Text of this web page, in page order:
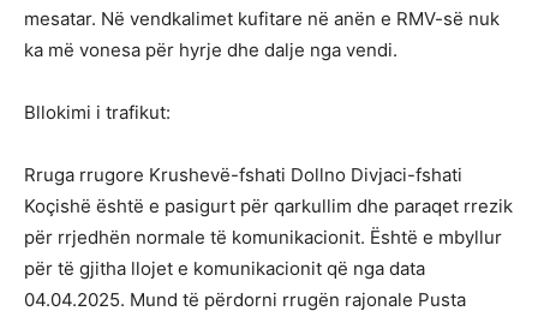
mesatar. Në vendkalimet kufitare në anën e RMV-së nuk
ka më vonesa për hyrje dhe dalje nga vendi.
Bllokimi i trafikut:
Rruga rrugore Krushevë-fshati Dollno Divjaci-fshati
Koçishë është e pasigurt për qarkullim dhe paraqet rrezik
për rrjedhën normale të komunikacionit. Është e mbyllur
për të gjitha llojet e komunikacionit që nga data
04.04.2025. Mund të përdorni rrugën rajonale Pusta